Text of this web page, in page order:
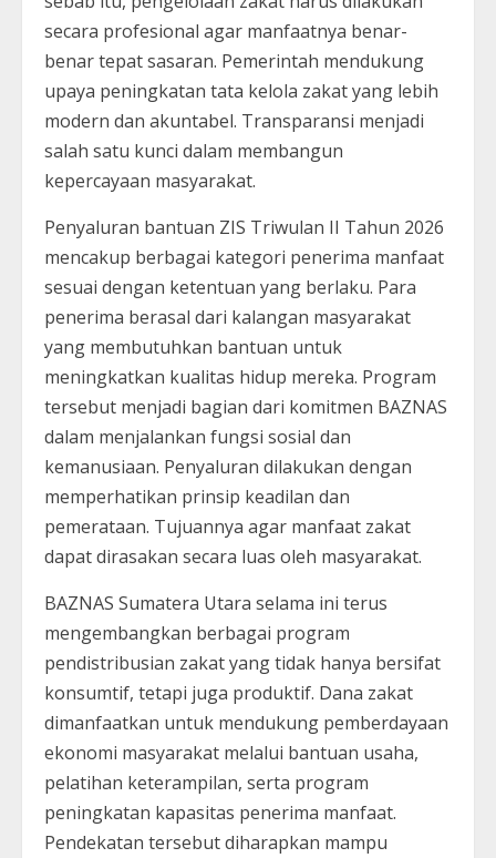
secara profesional agar manfaatnya benar-
benar tepat sasaran. Pemerintah mendukung
upaya peningkatan tata kelola zakat yang lebih
modern dan akuntabel. Transparansi menjadi
salah satu kunci dalam membangun
kepercayaan masyarakat.
Penyaluran bantuan ZIS Triwulan II Tahun 2026
mencakup berbagai kategori penerima manfaat
sesuai dengan ketentuan yang berlaku. Para
penerima berasal dari kalangan masyarakat
yang membutuhkan bantuan untuk
meningkatkan kualitas hidup mereka. Program
tersebut menjadi bagian dari komitmen BAZNAS
dalam menjalankan fungsi sosial dan
kemanusiaan. Penyaluran dilakukan dengan
memperhatikan prinsip keadilan dan
pemerataan. Tujuannya agar manfaat zakat
dapat dirasakan secara luas oleh masyarakat.
BAZNAS Sumatera Utara selama ini terus
mengembangkan berbagai program
pendistribusian zakat yang tidak hanya bersifat
konsumtif, tetapi juga produktif. Dana zakat
dimanfaatkan untuk mendukung pemberdayaan
ekonomi masyarakat melalui bantuan usaha,
pelatihan keterampilan, serta program
peningkatan kapasitas penerima manfaat.
Pendekatan tersebut diharapkan mampu